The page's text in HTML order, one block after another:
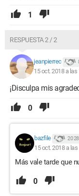
1
RESPUESTA 2 / 2
jeanpierrec
15 oct. 2018 a las
¡Disculpa mis
0
bazfile 20
15 oct. 2018 a las
Más vale tarde que
0